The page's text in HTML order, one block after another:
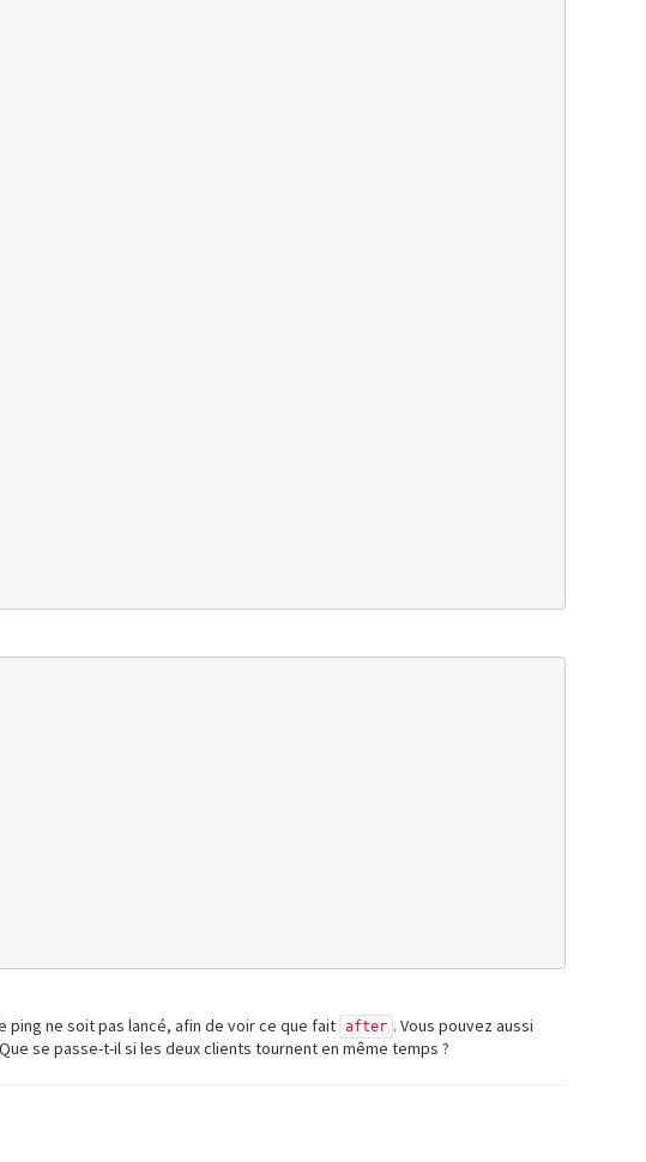
ne soit pas lancé, afin de voir ce que fait after . Vous pouvez aussi
se passe-t-il si les deux clients tournent en même temps ?